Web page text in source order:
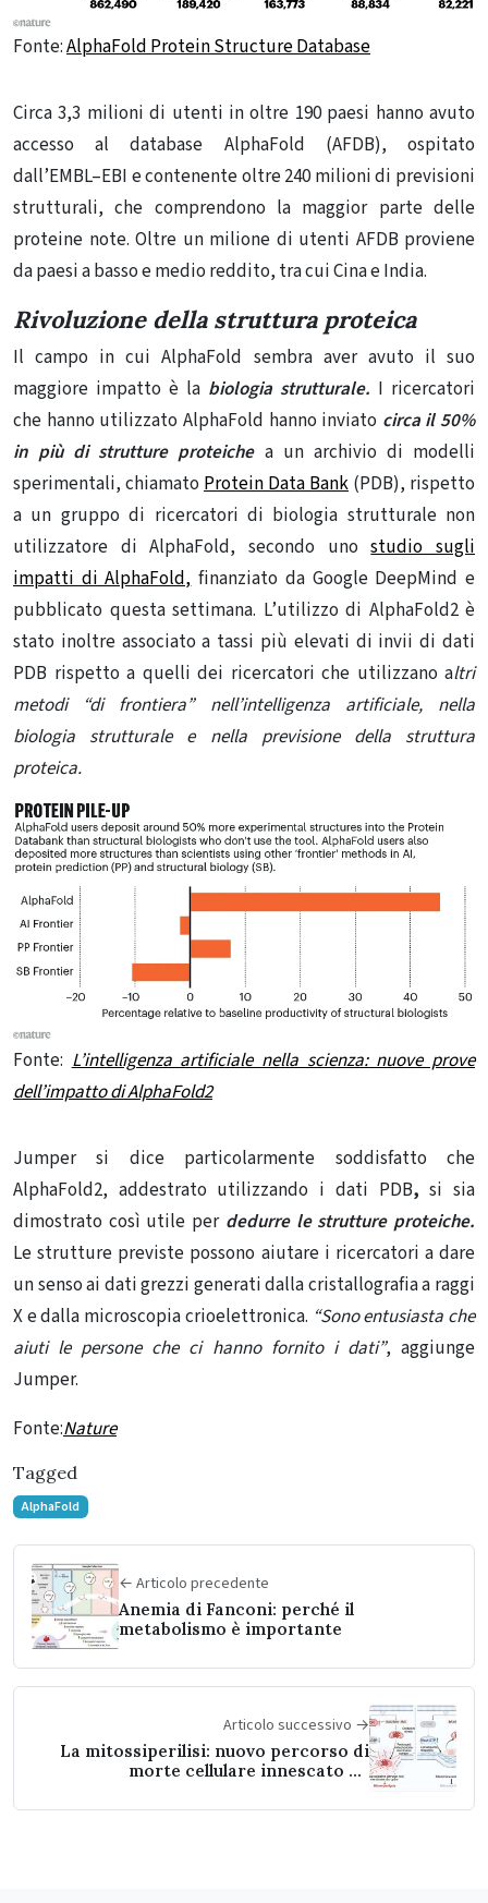
Fonte:AlphaFold Protein Structure Database
Circa 3,3 milioni di utenti in oltre 190 paesi hanno avuto
accesso al database AlphaFold (AFDB), ospitato
dall’EMBL–EBI e contenente oltre 240 milioni di previsioni
strutturali, che comprendono la maggior parte delle
proteine ​​note. Oltre un milione di utenti AFDB proviene
da paesi a basso e medio reddito, tra cui Cina e India.
Rivoluzione della struttura proteica
Il campo in cui AlphaFold sembra aver avuto il suo
maggiore impatto è la biologia strutturale. I ricercatori
che hanno utilizzato AlphaFold hanno inviato circa il 50%
in più di strutture proteichea un archivio di modelli
sperimentali, chiamato Protein Data Bank (PDB), rispetto
a un gruppo di ricercatori di biologia strutturale non
utilizzatore di AlphaFold, secondo unostudio sugli
impatti di AlphaFold, finanziato da Google DeepMind e
pubblicato questa settimana. L’utilizzo di AlphaFold2 è
stato inoltre associato a tassi più elevati di invii di dati
PDB rispetto a quelli dei ricercatori che utilizzano altri
metodi “di frontiera” nell’intelligenza artificiale, nella
biologia strutturale e nella previsione della struttura
proteica.
Fonte: L’intelligenza artificiale nella scienza: nuove prove
dell’impatto di AlphaFold2
Jumper si dice particolarmente soddisfatto che
AlphaFold2, addestrato utilizzando i dati PDB, si sia
dimostrato così utile perdedurre le strutture proteiche.
Le strutture previste possono aiutare i ricercatori a dare
un senso ai dati grezzi generati dalla cristallografia a raggi
X e dalla microscopia crioelettronica. “Sono entusiasta che
aiuti le persone che ci hanno fornito i dati”, aggiunge
Jumper.
Fonte:Nature
Tagged
AlphaFold
← Articolo precedente
Anemia di Fanconi: perché il
metabolismo è importante
Articolo successivo →
La mitossiperilisi: nuovo percorso di
morte cellulare innescato da